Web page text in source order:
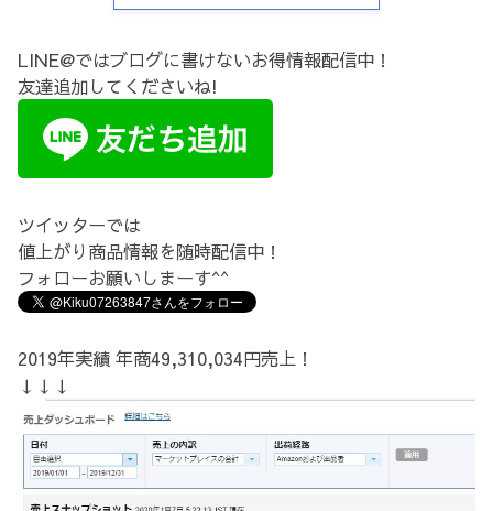
LINE@ではブログに書けないお得情報配信中！
友達追加してくださいね!
ツイッターでは
値上がり商品情報を随時配信中！
フォローお願いしまーす^^
2019年実績 年商49,310,034円売上！
↓↓↓